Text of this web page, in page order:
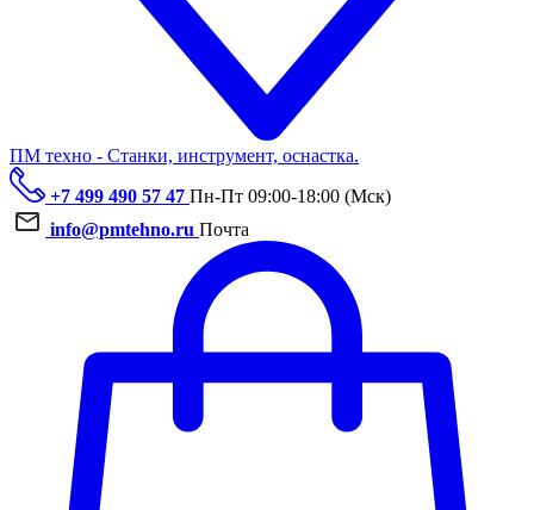
ПМ техно - Станки, инструмент, оснастка.
+7 499 490 57 47 Пн-Пт 09:00-18:00 (Мск)
info@pmtehno.ru Почта